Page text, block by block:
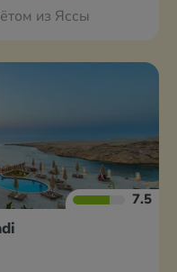
из Яссы
7.5